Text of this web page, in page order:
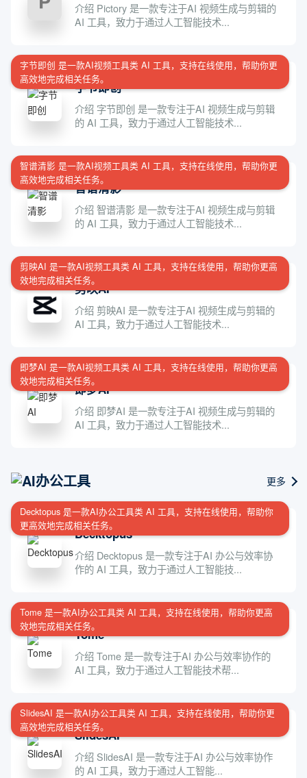
介绍 Pictory 是一款专注于AI 视频生成与剪辑的
AI 工具，致力于通过人工智能技术...
字节即创 是一款AI视频工具类 AI 工具，支持在线使用，帮助你更
高效地完成相关任务。
字节即创
介绍 字节即创 是一款专注于AI 视频生成与剪辑
的 AI 工具，致力于通过人工智能技术...
智谱清影 是一款AI视频工具类 AI 工具，支持在线使用，帮助你更
高效地完成相关任务。
智谱清影
介绍 智谱清影 是一款专注于AI 视频生成与剪辑
的 AI 工具，致力于通过人工智能技术...
剪映AI 是一款AI视频工具类 AI 工具，支持在线使用，帮助你更高
效地完成相关任务。
剪映AI
介绍 剪映AI 是一款专注于AI 视频生成与剪辑的
AI 工具，致力于通过人工智能技术...
即梦AI 是一款AI视频工具类 AI 工具，支持在线使用，帮助你更高
效地完成相关任务。
即梦AI
介绍 即梦AI 是一款专注于AI 视频生成与剪辑的
AI 工具，致力于通过人工智能技术...
AI办公工具 更多
Decktopus 是一款AI办公工具类 AI 工具，支持在线使用，帮助你
更高效地完成相关任务。
Decktopus
介绍 Decktopus 是一款专注于AI 办公与效率协
作的 AI 工具，致力于通过人工智能技...
Tome 是一款AI办公工具类 AI 工具，支持在线使用，帮助你更高
效地完成相关任务。
Tome
介绍 Tome 是一款专注于AI 办公与效率协作的
AI 工具，致力于通过人工智能技术帮...
SlidesAI 是一款AI办公工具类 AI 工具，支持在线使用，帮助你更
高效地完成相关任务。
SlidesAI
介绍 SlidesAI 是一款专注于AI 办公与效率协作
的 AI 工具，致力于通过人工智能...